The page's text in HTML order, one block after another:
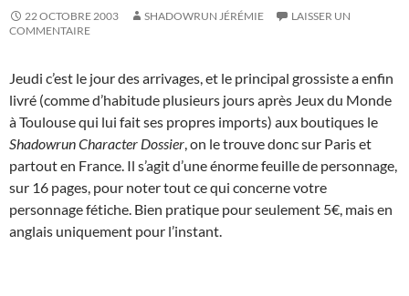
22 OCTOBRE 2003 SHADOWRUN JÉRÉMIE
LAISSER UN
COMMENTAIRE
Jeudi c’est le jour des arrivages, et le principal grossiste a enfin
livré (comme d’habitude plusieurs jours après Jeux du Monde
à Toulouse qui lui fait ses propres imports) aux boutiques le
Shadowrun Character Dossier, on le trouve donc sur Paris et
partout en France. Il s’agit d’une énorme feuille de personnage,
sur 16 pages, pour noter tout ce qui concerne votre
personnage fétiche. Bien pratique pour seulement 5€, mais en
anglais uniquement pour l’instant.